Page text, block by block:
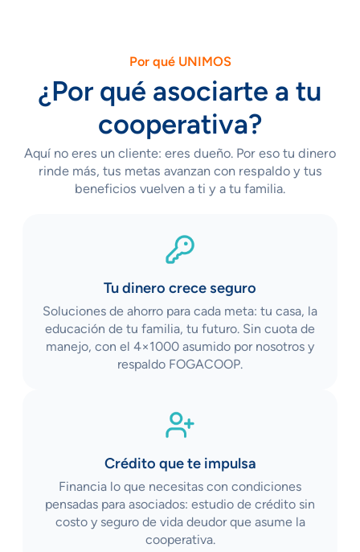
Por qué UNIMOS
¿Por qué asociarte a tu
cooperativa?
Aquí no eres un cliente: eres dueño. Por eso tu dinero
rinde más, tus metas avanzan con respaldo y tus
beneficios vuelven a ti y a tu familia.
Tu dinero crece seguro
Soluciones de ahorro para cada meta: tu casa, la
educación de tu familia, tu futuro. Sin cuota de
manejo, con el 4×1000 asumido por nosotros y
respaldo FOGACOOP.
Crédito que te impulsa
Financia lo que necesitas con condiciones
pensadas para asociados: estudio de crédito sin
costo y seguro de vida deudor que asume la
cooperativa.